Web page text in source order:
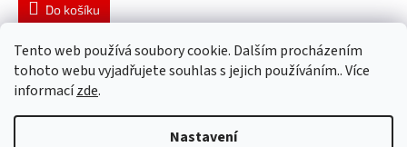
Tento web používá soubory cookie. Dalším procházením
tohoto webu vyjadřujete souhlas s jejich používáním.. Více
informacízde.
Nastavení
Do košíku
O
á
d
23položek celkem
Vytvořil Shoptet